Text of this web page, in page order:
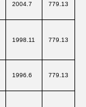
2004.7 779.13
1998.11 779.13
1996.6 779.13